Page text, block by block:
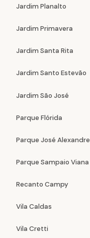
Jardim Planalto
Jardim Primavera
Jardim Santa Rita
Jardim Santo Estevão
Jardim São José
Parque Flórida
Parque José Alexandre
Parque Sampaio Viana
Recanto Campy
Vila Caldas
Vila Cretti